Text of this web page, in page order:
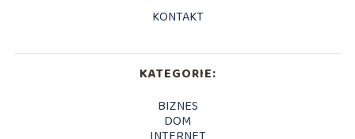
KONTAKT
KATEGORIE:
BIZNES
DOM